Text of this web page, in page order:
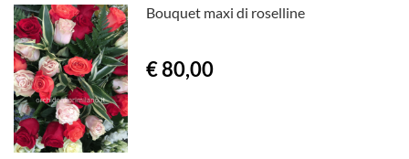
Bouquet maxi di roselline
€ 80,00